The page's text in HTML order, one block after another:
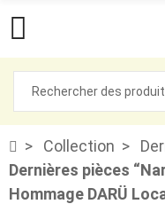
Collection
Dernières pièces
Hommage DARÜ